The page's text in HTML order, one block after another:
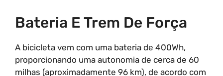
Bateria E Trem De Força
A bicicleta vem com uma bateria de 400Wh,
proporcionando uma autonomia de cerca de 60
milhas (aproximadamente 96 km), de acordo com